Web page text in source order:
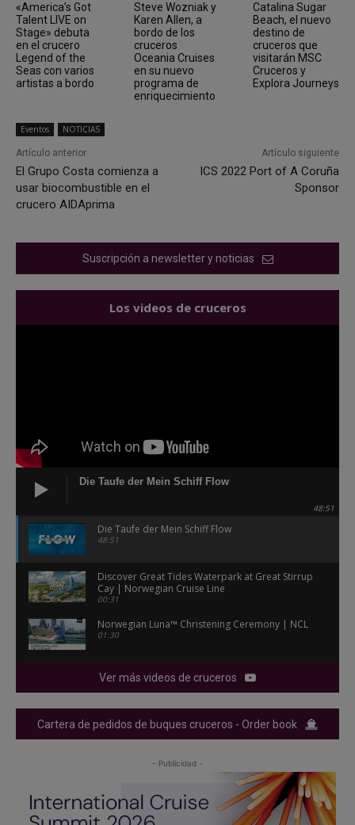
«America’s Got
Talent LIVE on
Stage» debuta
en el crucero
Legend of the
Seas con varios
artistas a bordo
Steve Wozniak y
Karen Allen, a
bordo de los
cruceros
Oceania Cruises
en su nuevo
programa de
enriquecimiento
Catalina Sugar
Beach, el nuevo
destino de
cruceros que
visitarán MSC
Cruceros y
Explora Journeys
Eventos NOTICIAS
Artículo anterior
El Grupo Costa comienza a
usar biocombustible en el
crucero AIDAprima
Artículo siguiente
ICS 2022 Port of A Coruña
Sponsor
Suscripción a newsletter y noticias
Los videos de cruceros
Die Taufe der Mein Schiff Flow
48:51
Die Taufe der Mein Schiff Flow
48:51
Discover Great Tides Waterpark at Great Stirrup
Cay | Norwegian Cruise Line
00:31
Norwegian Luna™ Christening Ceremony | NCL
01:30
Ver más videos de cruceros
Cartera de pedidos de buques cruceros - Order book
- Publicidad -